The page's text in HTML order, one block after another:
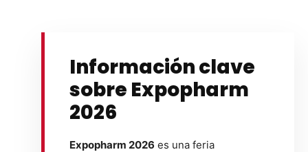
Información clave
sobre Expopharm
2026
Expopharm 2026 es una feria